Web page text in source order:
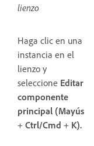
lienzo
Haga clic en una
instancia en el
lienzo y
seleccione Editar
componente
principal (Mayús
+ Ctrl/Cmd + K).